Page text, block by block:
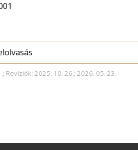
Revíziók: 2025. 10. 26.; 2026. 05. 23.